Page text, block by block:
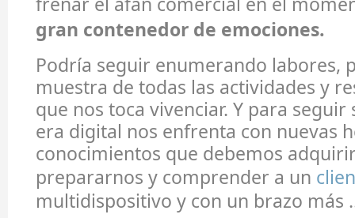
gran contenedor de emociones.
Podría seguir enumerando labores,
muestra de todas las actividades y
que nos toca vivenciar. Y para
era digital nos enfrenta con nuevas
conocimientos que debemos
prepararnos y comprender a un
multidispositivo y con un brazo